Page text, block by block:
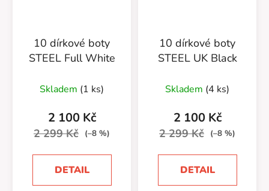
10 dírkové boty
STEEL Full White
Skladem (1 ks)
2 100 Kč
2 299 Kč (–8 %)
DETAIL
10 dírkové boty
STEEL UK Black
Skladem (4 ks)
2 100 Kč
2 299 Kč (–8 %)
DETAIL